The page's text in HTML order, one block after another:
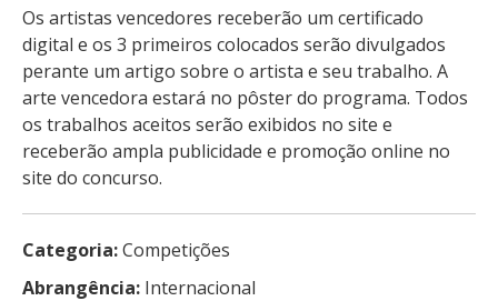
Os artistas vencedores receberão um certificado
digital e os 3 primeiros colocados serão divulgados
perante um artigo sobre o artista e seu trabalho. A
arte vencedora estará no pôster do programa. Todos
os trabalhos aceitos serão exibidos no site e
receberão ampla publicidade e promoção online no
site do concurso.
Categoria:Competições
Abrangência: Internacional